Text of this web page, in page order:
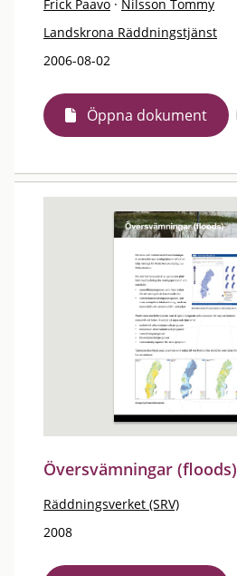
Frick Paavo · Nilsson Tommy
Landskrona Räddningstjänst
2006-08-02
Öppna dokument
Översvämningar (floods)
Räddningsverket (SRV)
2008